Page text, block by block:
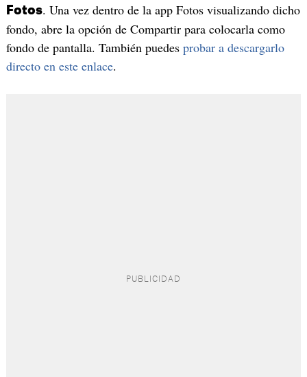
Fotos. Una vez dentro de la app Fotos visualizando dicho
fondo, abre la opción de Compartir para colocarla como
fondo de pantalla. También puedes probar a descargarlo
directo en este enlace.